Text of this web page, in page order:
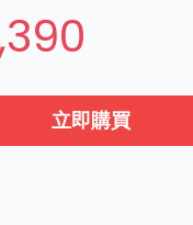
立即購買